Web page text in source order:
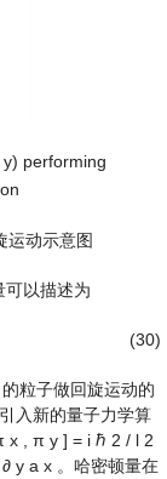
y) performing
运动示意图
可以描述为
(30)
的粒子做回旋运动的
入新的量子力学算
x π y ] = i ℏ 2 / l 2
∂ y a x 。哈密顿量在